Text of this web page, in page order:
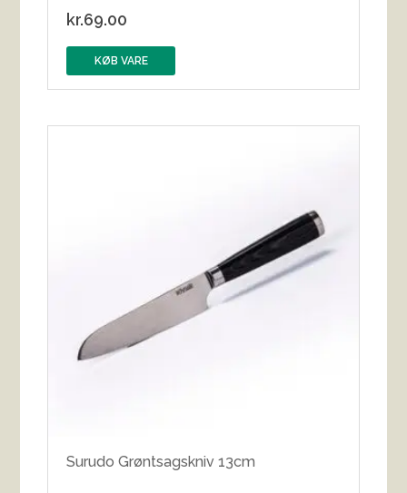
kr.69.00
KØB VARE
Surudo Grøntsagskniv 13cm